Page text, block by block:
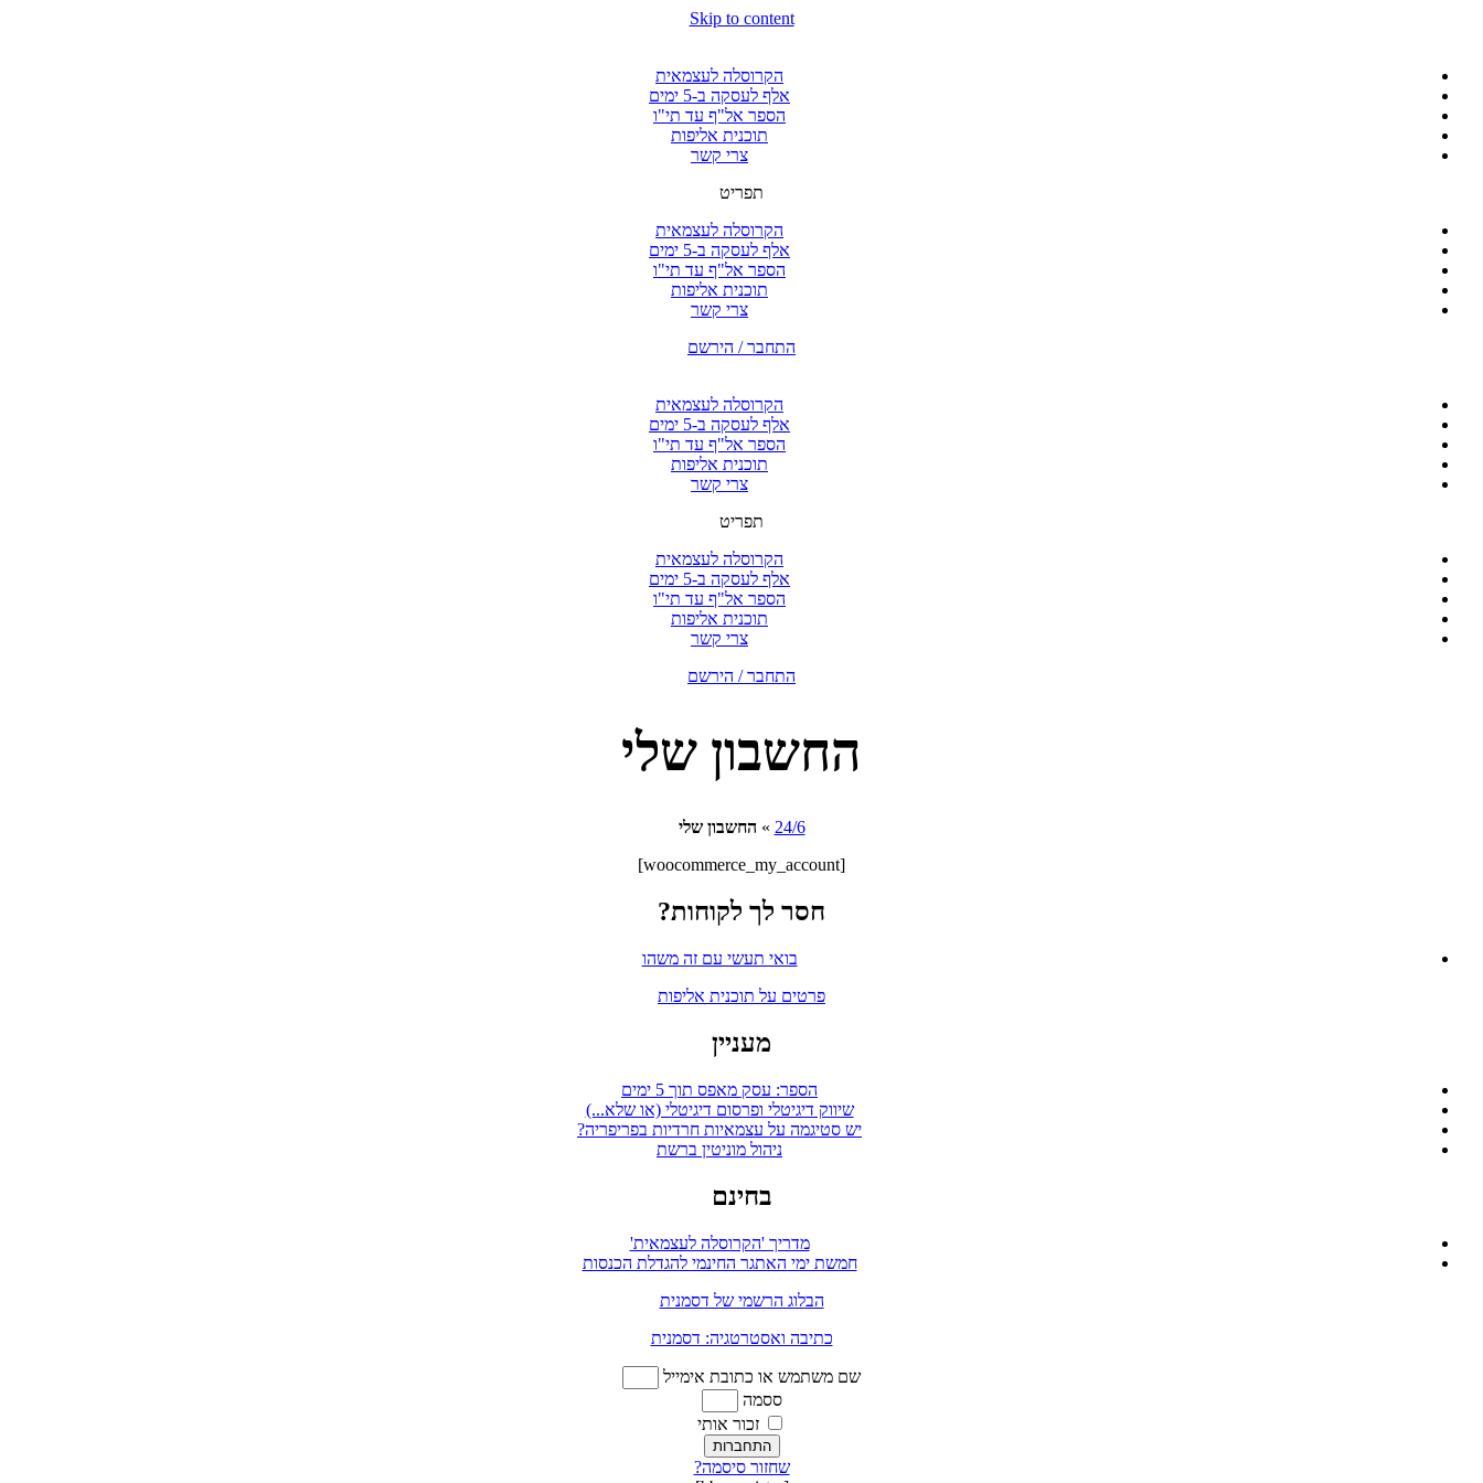
Skip to content
הקרוסלה לעצמאית
אלף לעסקה ב-5 ימים
הספר אל"ף עד תי"ו
תוכנית אליפות
צרי קשר
תפריט
הקרוסלה לעצמאית
אלף לעסקה ב-5 ימים
הספר אל"ף עד תי"ו
תוכנית אליפות
צרי קשר
התחבר / הירשם
הקרוסלה לעצמאית
אלף לעסקה ב-5 ימים
הספר אל"ף עד תי"ו
תוכנית אליפות
צרי קשר
תפריט
הקרוסלה לעצמאית
אלף לעסקה ב-5 ימים
הספר אל"ף עד תי"ו
תוכנית אליפות
צרי קשר
התחבר / הירשם
החשבון שלי
24/6
» החשבון שלי
[woocommerce_my_account]
חסר לך לקוחות?
בואי תעשי עם זה משהו
פרטים על תוכנית אליפות
מעניין
הספר: עסק מאפס תוך 5 ימים
שיווק דיגיטלי ופרסום דיגיטלי (או שלא...)
יש סטיגמה על עצמאיות חרדיות בפריפריה?
ניהול מוניטין ברשת
בחינם
מדריך 'הקרוסלה לעצמאית'
חמשת ימי האתגר החינמי להגדלת הכנסות
הבלוג הרשמי של דסמנית
כתיבה ואסטרטגיה: דסמנית
שם משתמש או כתובת אימייל
ססמה
זכור אותי
התחברות
שחזור סיסמה?